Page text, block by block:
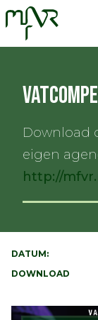
Download
eigen
http://
DATUM:
DOWNLOAD